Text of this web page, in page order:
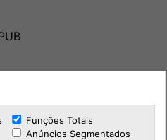
Funções Totais
Anúncios Segmentados